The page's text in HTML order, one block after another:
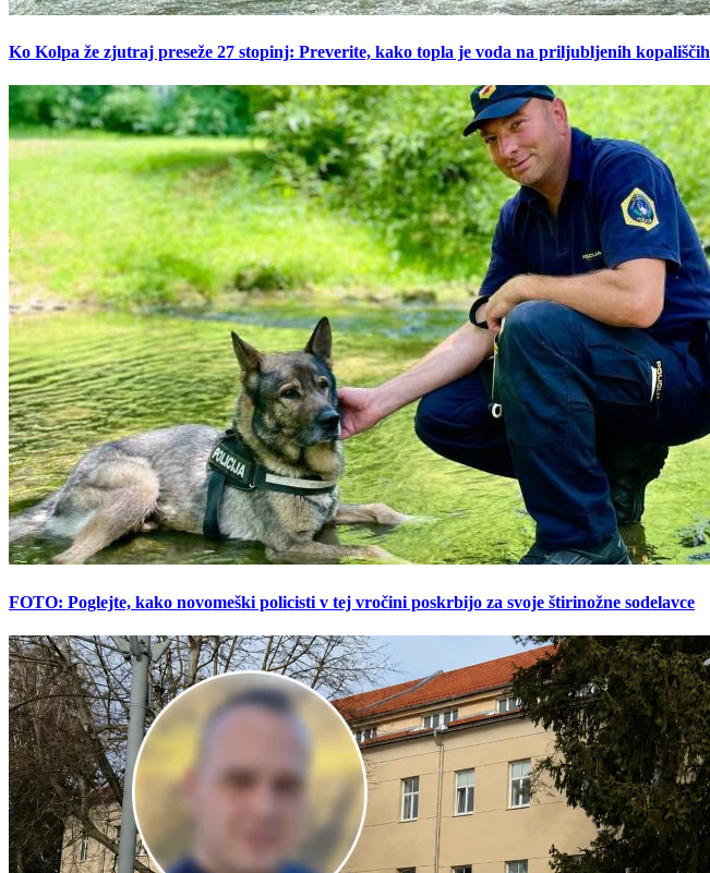
Ko Kolpa že zjutraj preseže 27 stopinj: Preverite, kako topla je voda na priljubljenih kopališčih
FOTO: Poglejte, kako novomeški policisti v tej vročini poskrbijo za svoje štirinožne sodelavce
Prijavi se na cajtng